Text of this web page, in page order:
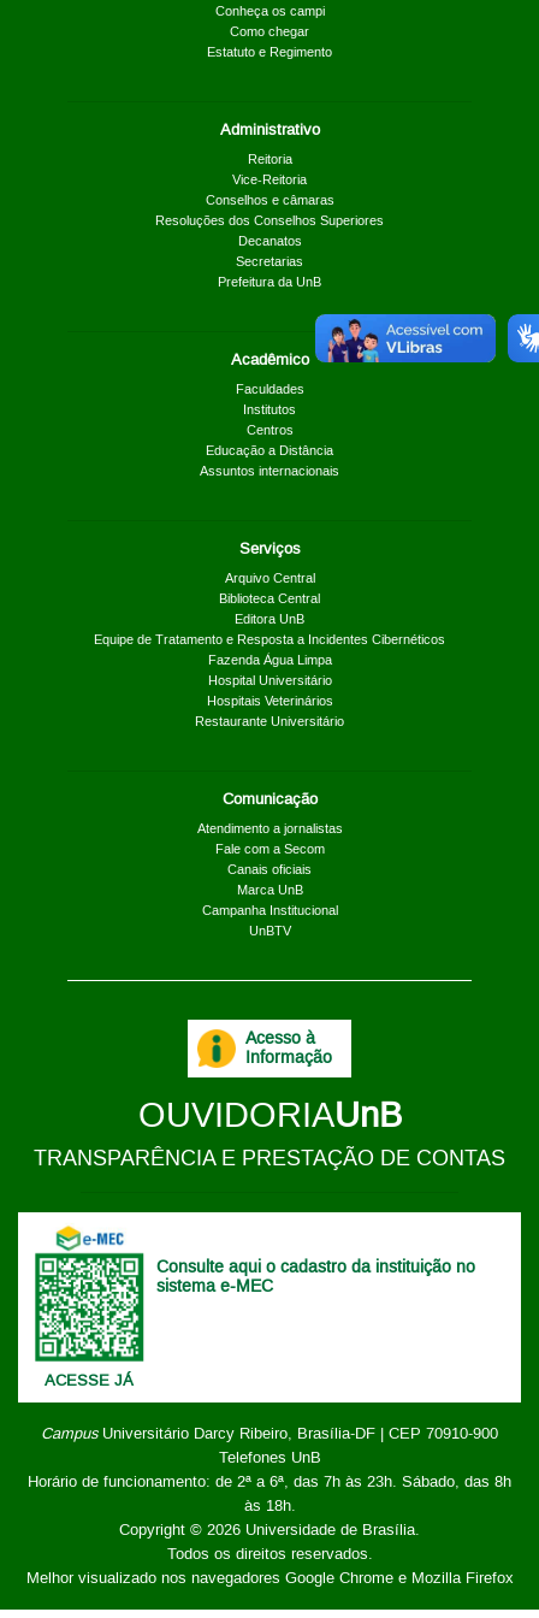
Conheça os campi
Como chegar
Estatuto e Regimento
Administrativo
Reitoria
Vice-Reitoria
Conselhos e câmaras
Resoluções dos Conselhos Superiores
Decanatos
Secretarias
Prefeitura da UnB
Acadêmico
Faculdades
Institutos
Centros
Educação a Distância
Assuntos internacionais
Serviços
Arquivo Central
Biblioteca Central
Editora UnB
Equipe de Tratamento e Resposta a Incidentes Cibernéticos
Fazenda Água Limpa
Hospital Universitário
Hospitais Veterinários
Restaurante Universitário
Comunicação
Atendimento a jornalistas
Fale com a Secom
Canais oficiais
Marca UnB
Campanha Institucional
UnBTV
ACESSE JÁ
Consulte aqui o cadastro da instituição no
sistema e-MEC
CampusUniversitário Darcy Ribeiro, Brasília-DF | CEP 70910-900
Telefones UnB
Horário de funcionamento: de 2ª a 6ª, das 7h às 23h. Sábado, das 8h
às 18h.
Copyright © 2026 Universidade de Brasília.
Todos os direitos reservados.
Melhor visualizado nos navegadores Google Chrome e Mozilla Firefox
Acesso à
Informação
OUVIDORIAUnB
TRANSPARÊNCIA E PRESTAÇÃO DE CONTAS